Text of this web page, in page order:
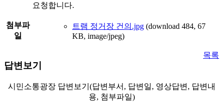
요청합니다.
첨부파
일
트램 정거장 건의.jpg (download 484, 67
KB, image/jpeg)
목록
답변보기
시민소통광장 답변보기(답변부서, 답변일, 영상답변, 답변내
용, 첨부파일)